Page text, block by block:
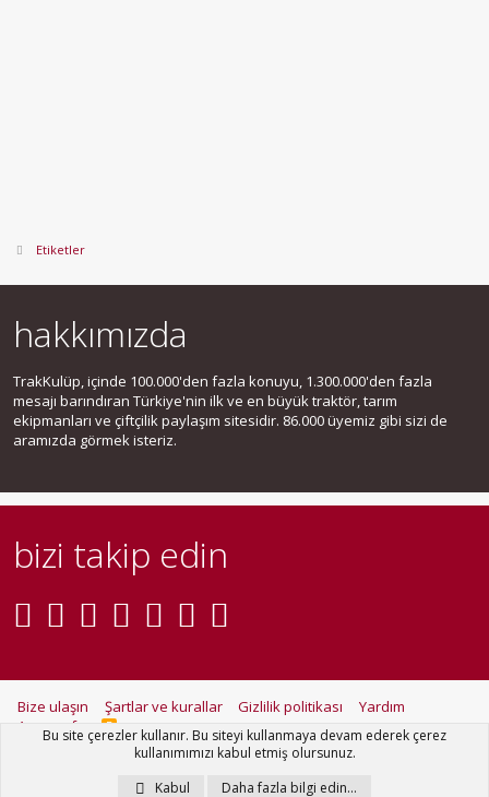
Etiketler
hakkımızda
TrakKulüp, içinde 100.000'den fazla konuyu, 1.300.000'den fazla
mesajı barındıran Türkiye'nin ilk ve en büyük traktör, tarım
ekipmanları ve çiftçilik paylaşım sitesidir. 86.000 üyemiz gibi sizi de
aramızda görmek isteriz.
bizi takip edin
Bize ulaşın Şartlar ve kurallar Gizlilik politikası
Yardım
Ana sayfa
R
S
Metro Theme for XenForo by
PixelGoose Studio
Bu site çerezler kullanır. Bu siteyi kullanmaya devam ederek çerez
kullanımımızı kabul etmiş olursunuz.
Kabul
Daha fazla bilgi edin…